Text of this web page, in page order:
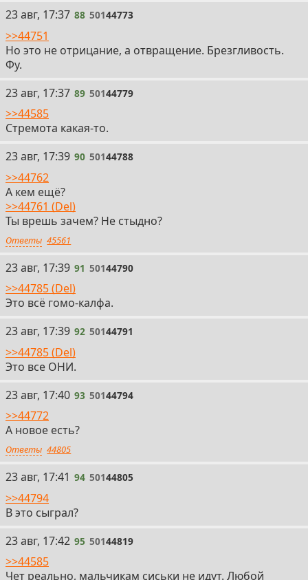
88
23 авг, 17:37 88 50144773
>>44751
Но это не отрицание, а отвращение. Брезгливость.
Фу.
89
23 авг, 17:37 89 50144779
>>44585
Стремота какая-то.
90
23 авг, 17:39 90 50144788
>>44762
А кем ещё?
>>44761 (Del)
Ты врешь зачем? Не стыдно?
Ответы 45561
91
23 авг, 17:39 91 50144790
>>44785 (Del)
Это всё гомо-калфа.
92
23 авг, 17:39 92 50144791
>>44785 (Del)
Это все ОНИ.
93
23 авг, 17:40 93 50144794
>>44772
А новое есть?
Ответы 44805
94
23 авг, 17:41 94 50144805
>>44794
В это сыграл?
95
23 авг, 17:42 95 50144819
>>44585
Чет реально, мальчикам сиськи не идут. Любой